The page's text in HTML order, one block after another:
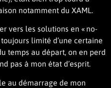
notamment du XAML.
vers les solutions en « no-
limité d’une certaine
temps au départ, on en perd
pas à mon état d’esprit.
au démarrage de mon